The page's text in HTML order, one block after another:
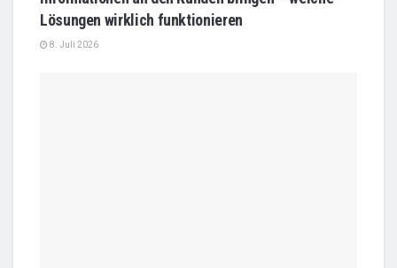
Lösungen wirklich funktionieren
8. Juli 2026